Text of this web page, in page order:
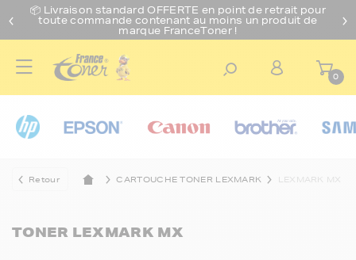
📦 Livraison standard OFFERTE en point de retrait pour
toute commande contenant au moins un produit de
marque FranceToner !
0
Retour CARTOUCHE TONER LEXMARK LEXMARK MX
TONER LEXMARK MX